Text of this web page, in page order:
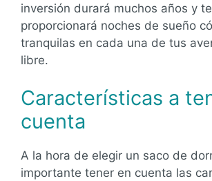
inversión durará muchos años y te
proporcionará noches de sueño
tranquilas en cada una de tus
libre.
Características a
cuenta
A la hora de elegir un saco de
importante tener en cuenta las